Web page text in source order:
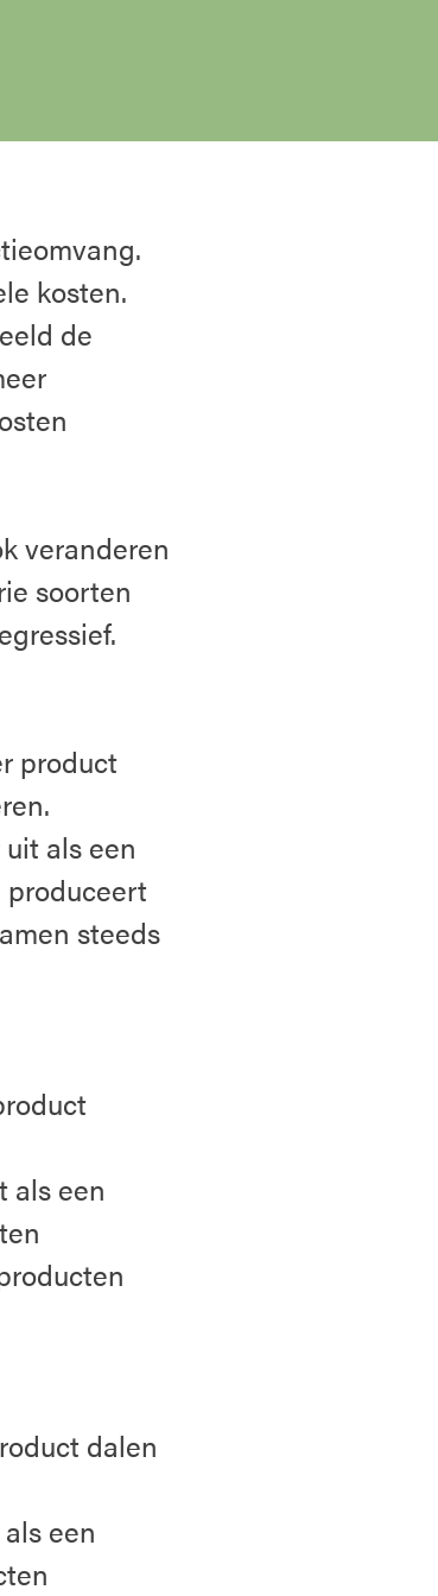
kosten.
de
veranderen
soorten
product
als een
steeds
als een
dalen
een